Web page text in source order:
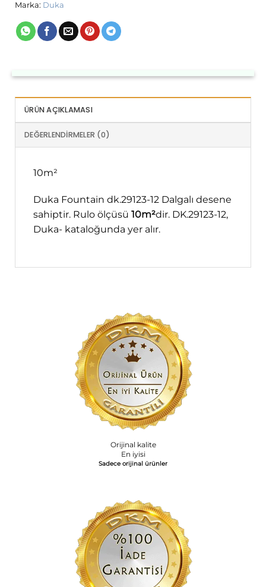
Marka: Duka
ÜRÜN AÇIKLAMASI
DEĞERLENDIRMELER (0)
10m²
Duka Fountain dk.29123-12 Dalgalı desene
sahiptir. Rulo ölçüsü 10m²dir. DK.29123-12,
Duka- kataloğunda yer alır.
Orijinal kalite
En iyisi
Sadece orijinal ürünler